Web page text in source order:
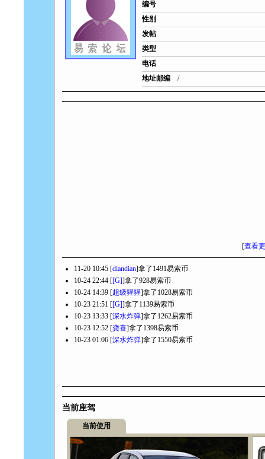
编号
性别
发帖
类型
电话
地址邮编
/
[查看
11-20 10:45 [diandian]拿了1491易索币
10-24 22:44 [[G]]拿了928易索币
10-24 14:39 [超级猩猩]拿了1028易索币
10-23 21:51 [[G]]拿了1139易索币
10-23 13:33 [深水炸弹]拿了1262易索币
10-23 12:52 [龚喜]拿了1398易索币
10-23 01:06 [深水炸弹]拿了1550易索币
当前座驾
当前使用